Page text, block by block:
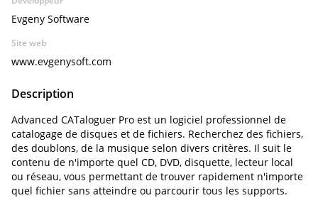
Evgeny Software
Site web
www.evgenysoft.com
Description
Advanced CATaloguer Pro est un logiciel professionnel de
catalogage de disques et de fichiers. Recherchez des fichiers,
des doublons, de la musique selon divers critères. Il suit le
contenu de n'importe quel CD, DVD, disquette, lecteur local
ou réseau, vous permettant de trouver rapidement n'importe
quel fichier sans atteindre ou parcourir tous les supports.